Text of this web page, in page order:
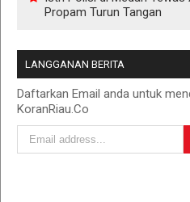
Propam Turun Tangan
LANGGANAN BERITA
Daftarkan Email anda untuk
KoranRiau.Co